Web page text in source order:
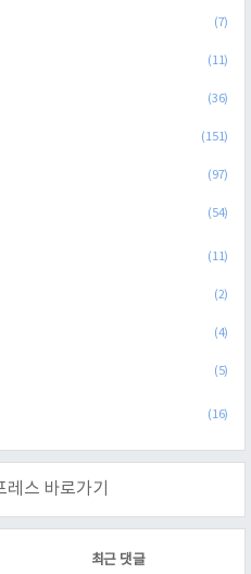
(7)
(11)
(36)
(151)
(97)
(54)
(11)
(2)
(4)
(5)
(16)
레스 바로가기
최근 댓글